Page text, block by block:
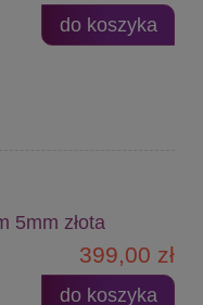
do koszyka
5mm złota
399,00 zł
do koszyka